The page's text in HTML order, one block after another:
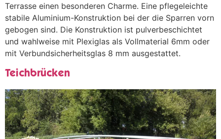
Terrasse einen besonderen Charme. Eine pflegeleichte
stabile Aluminium-Konstruktion bei der die Sparren vorn
gebogen sind. Die Konstruktion ist pulverbeschichtet
und wahlweise mit Plexiglas als Vollmaterial 6mm oder
mit Verbundsicherheitsglas 8 mm ausgestattet.
Teichbrücken